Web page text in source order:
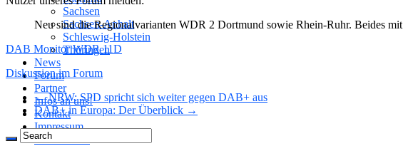
Sachsen
Sachsen-Anhalt
Schleswig-Holstein
Thüringen
News
Forum
Partner
Infos an uns!
Kontakt
Impressum
Datenschutz
Neu sind die Regionalvarianten WDR 2 Dortmund sowie Rhein-Ruhr. Beides
DAB Monitor WDR 11D
Diskussion im Forum
← NRW: SPD spricht sich weiter gegen DAB+ aus
DAB+ in Europa: Der Überblick →